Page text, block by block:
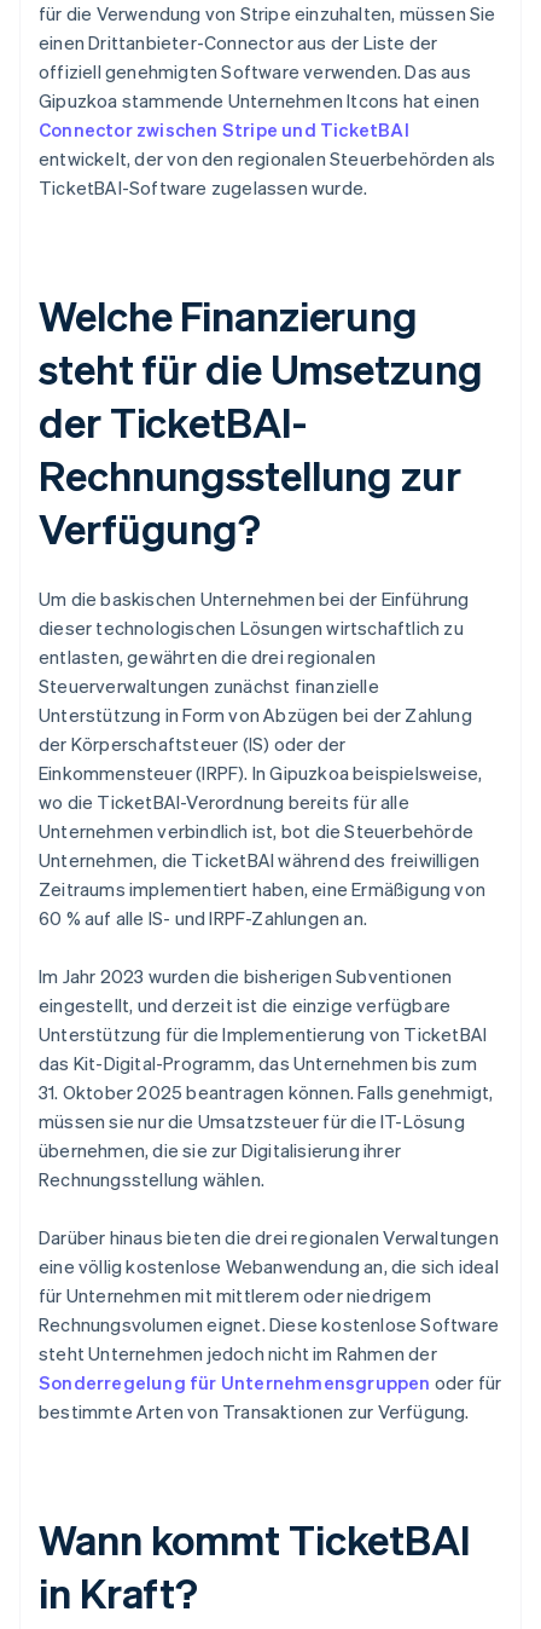
für die Verwendung von Stripe einzuhalten, müssen Sie
einen Drittanbieter-Connector aus der Liste der
offiziell genehmigten Software verwenden. Das aus
Gipuzkoa stammende Unternehmen Itcons hat einen
Connector zwischen Stripe und TicketBAI
entwickelt, der von den regionalen Steuerbehörden als
TicketBAI-Software zugelassen wurde.
Welche Finanzierung
steht für die Umsetzung
der TicketBAI-
Rechnungsstellung zur
Verfügung?
Um die baskischen Unternehmen bei der Einführung
dieser technologischen Lösungen wirtschaftlich zu
entlasten, gewährten die drei regionalen
Steuerverwaltungen zunächst finanzielle
Unterstützung in Form von Abzügen bei der Zahlung
der Körperschaftsteuer (IS) oder der
Einkommensteuer (IRPF). In Gipuzkoa beispielsweise,
wo die TicketBAI-Verordnung bereits für alle
Unternehmen verbindlich ist, bot die Steuerbehörde
Unternehmen, die TicketBAI während des freiwilligen
Zeitraums implementiert haben, eine Ermäßigung von
60 % auf alle IS- und IRPF-Zahlungen an.
Im Jahr 2023 wurden die bisherigen Subventionen
eingestellt, und derzeit ist die einzige verfügbare
Unterstützung für die Implementierung von TicketBAI
das Kit-Digital-Programm, das Unternehmen bis zum
31. Oktober 2025 beantragen können. Falls genehmigt,
müssen sie nur die Umsatzsteuer für die IT-Lösung
übernehmen, die sie zur Digitalisierung ihrer
Rechnungsstellung wählen.
Darüber hinaus bieten die drei regionalen Verwaltungen
eine völlig kostenlose Webanwendung an, die sich ideal
für Unternehmen mit mittlerem oder niedrigem
Rechnungsvolumen eignet. Diese kostenlose Software
steht Unternehmen jedoch nicht im Rahmen der
Sonderregelung für Unternehmensgruppen oder für
bestimmte Arten von Transaktionen zur Verfügung.
Wann kommt TicketBAI
in Kraft?